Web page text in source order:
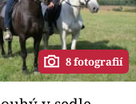
8 fotografií